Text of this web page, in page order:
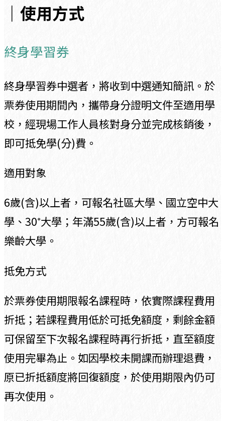
｜使用方式
終身學習券
終身學習券中選者，將收到中選通知簡訊。於
票券使用期間內，攜帶身分證明文件至適用學
校，經現場工作人員核對身分並完成核銷後，
即可抵免學(分)費。
適用對象
6歲(含)以上者，可報名社區大學、國立空中大
學、30⁺大學；年滿55歲(含)以上者，方可報名
樂齡大學。
抵免方式
於票券使用期限報名課程時，依實際課程費用
折抵；若課程費用低於可抵免額度，剩餘金額
可保留至下次報名課程時再行折抵，直至額度
使用完畢為止。如因學校未開課而辦理退費，
原已折抵額度將回復額度，於使用期限內仍可
再次使用。